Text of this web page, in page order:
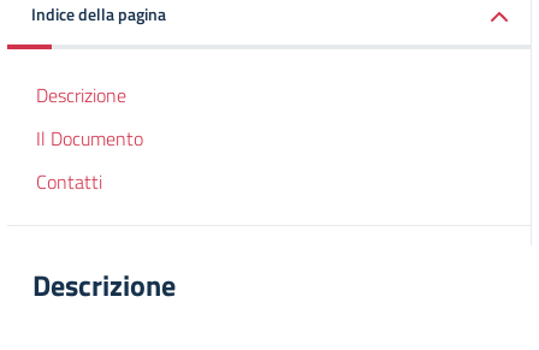
Indice della pagina
Descrizione
Il Documento
Contatti
Descrizione